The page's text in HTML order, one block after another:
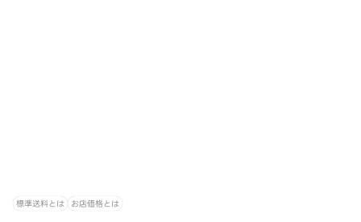
標準送料とは お店価格とは